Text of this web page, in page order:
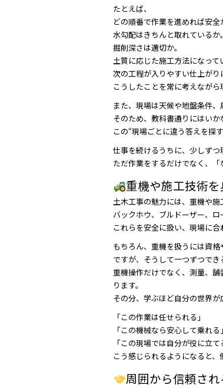
たとえば、
どの順番で作業を進めれば安全
水勾配はきちんと取れているか。
掘削深さは適切か。
土質に応じた施工方法になって
次の工程が入りやすい仕上がり
こうしたことを常に考えながら
また、現場は天候や地盤条件、
そのため、教科書通りにはいか
この“現場ごとに違う答えを探
仕事を続けるうちに、少しずつ
ただ作業をするだけでなく、「
重機や施工技術
土木工事の魅力には、重機や施
バックホウ、ブルドーザー、ロ
これらを安全に扱い、現場に
もちろん、重機を扱うには資格
ですが、そうして一つずつでき
重機操作だけでなく、測量、
ります。
その分、学ぶほど自分の世界が
「この作業は任せられる」
「この機械なら安心して乗れる」
「この現場では自分が役に立て
こう感じられるようになると、
周囲から信頼さ